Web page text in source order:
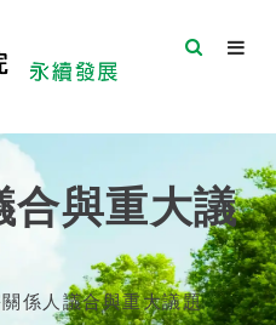
合與重大議
係人議合與重大議題